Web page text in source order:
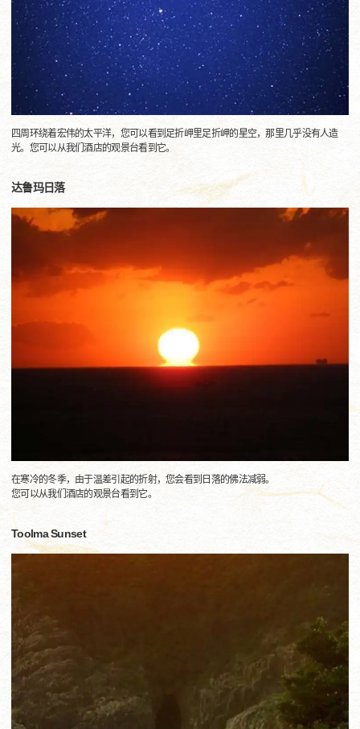
四周环绕着宏伟的太平洋，您可以看到足折岬里足折岬的星空，那里几乎没有人造
光。您可以从我们酒店的观景台看到它。
达鲁玛日落
在寒冷的冬季，由于温差引起的折射，您会看到日落的佛法减弱。
您可以从我们酒店的观景台看到它。
Toolma Sunset